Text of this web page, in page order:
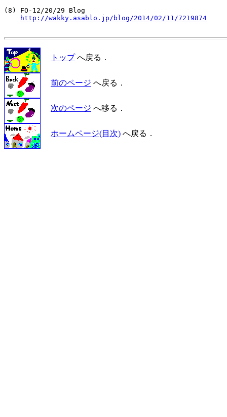
(8) FO-12/20/29 Blog
http://wakky.asablo.jp/blog/2014/02/11/7219874
トップへ戻る．
前のページ へ戻る．
次のページ へ移る．
ホームページ(目次) へ戻る．